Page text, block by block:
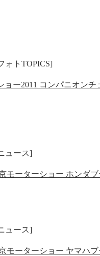
ォトTOPICS]
ョー2011 コンパニオン
ュース]
モーターショー ホンダブ
ュース]
モーターショー ヤマハブ